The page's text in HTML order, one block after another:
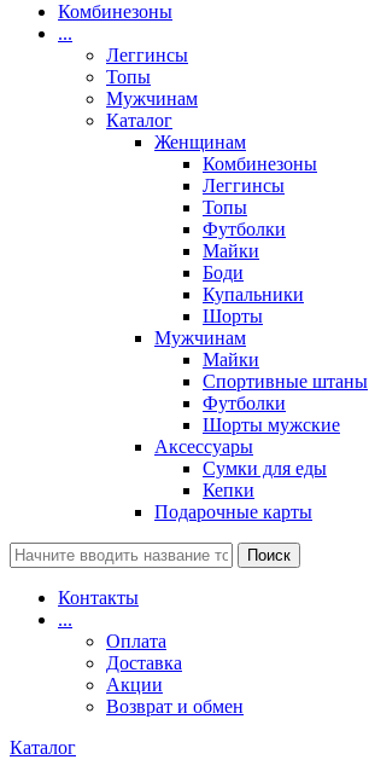
Комбинезоны
...
Леггинсы
Топы
Мужчинам
Каталог
Женщинам
Комбинезоны
Леггинсы
Топы
Футболки
Майки
Боди
Купальники
Шорты
Мужчинам
Майки
Спортивные штаны
Футболки
Шорты мужские
Аксессуары
Сумки для еды
Кепки
Подарочные карты
Поиск
Контакты
...
Оплата
Доставка
Акции
Возврат и обмен
Каталог